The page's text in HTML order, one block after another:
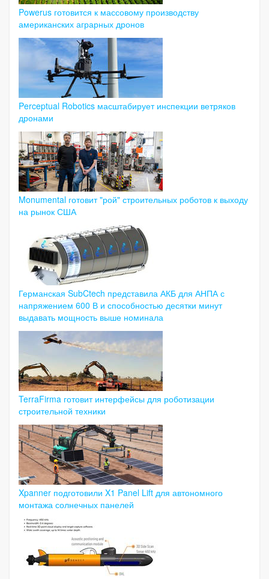
Powerus готовится к массовому производству
американских аграрных дронов
Perceptual Robotics масштабирует инспекции ветряков
дронами
Monumental готовит "рой" строительных роботов к выходу
на рынок США
Германская SubCtech представила АКБ для АНПА с
напряжением 600 В и способностью десятки минут
выдавать мощность выше номинала
TerraFirma готовит интерфейсы для роботизации
строительной техники
Xpanner подготовили X1 Panel Lift для автономного
монтажа солнечных панелей